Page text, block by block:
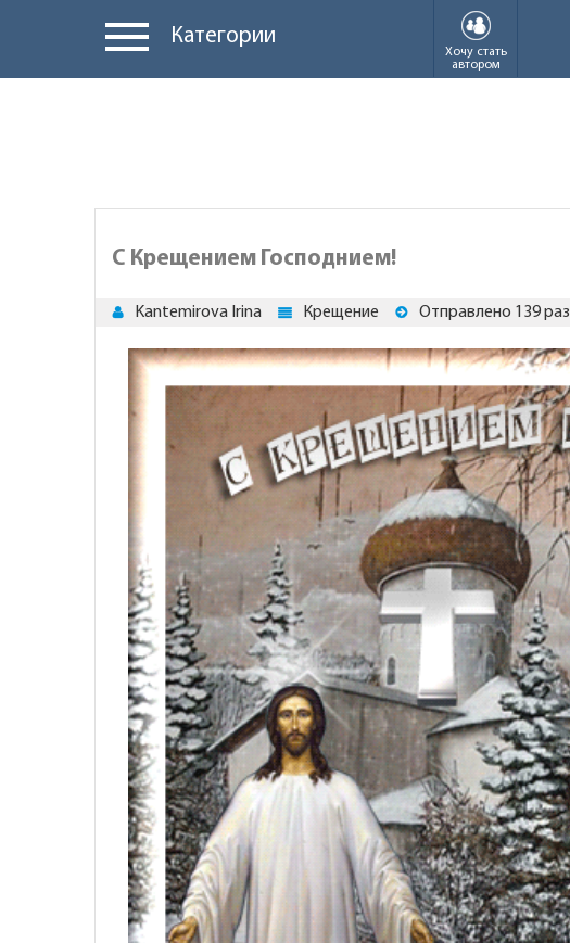
Категории
Хочу стать
автором
С Крещением Господнием!
Kantemirova Irina Крещение Отправлено 139 раз